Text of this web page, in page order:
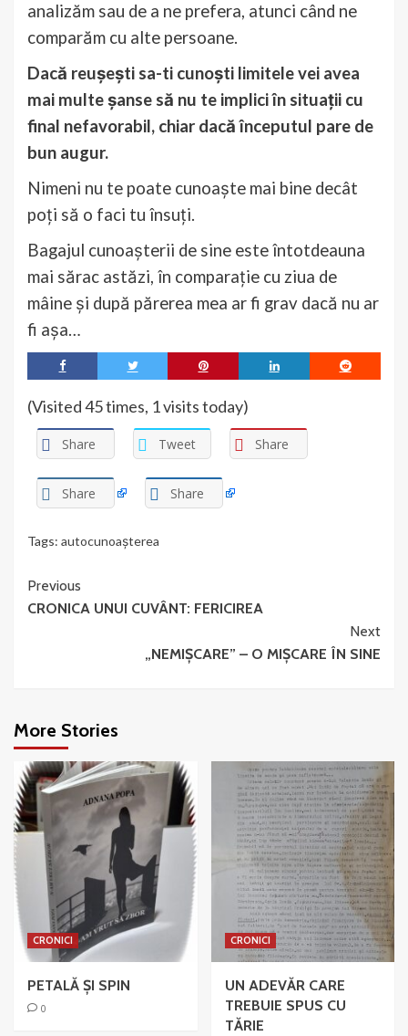
analizăm sau de a ne prefera, atunci când ne
comparăm cu alte persoane.
Dacă reușești sa-ti cunoști limitele vei avea
mai multeșanse să nu te implici în situații cu
final nefavorabil, chiar dacă începutul pare de
bun augur.
Nimeni nu te poate cunoaște mai bine decât
poți să o faci tu însuți.
Bagajul cunoașterii de sine este întotdeauna
mai sărac astăzi, în comparație cu ziua de
mâine și după părerea mea ar fi grav dacă nu ar
fi așa…
(Visited 45 times, 1 visits today)
Share Tweet Share
Share Share
Tags: autocunoașterea
Continue
Reading
Previous
CRONICA UNUI CUVÂNT: FERICIREA
Next
„NEMIȘCARE” – O MIȘCARE ÎN SINE
More Stories
CRONICI
PETALĂ ȘI SPIN
0
CRONICI
UN ADEVĂR CARE
TREBUIE SPUS CU
TĂRIE